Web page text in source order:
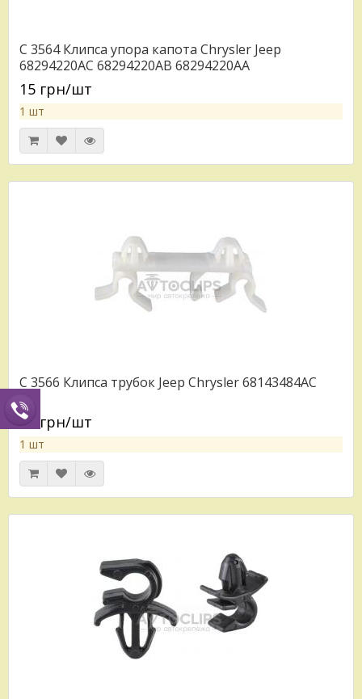
C 3564 Клипса упора капота Chrysler Jeep
68294220AC 68294220AB 68294220AA
15 грн/шт
1 шт
C 3566 Клипса трубок Jeep Chrysler 68143484AC
20 грн/шт
1 шт